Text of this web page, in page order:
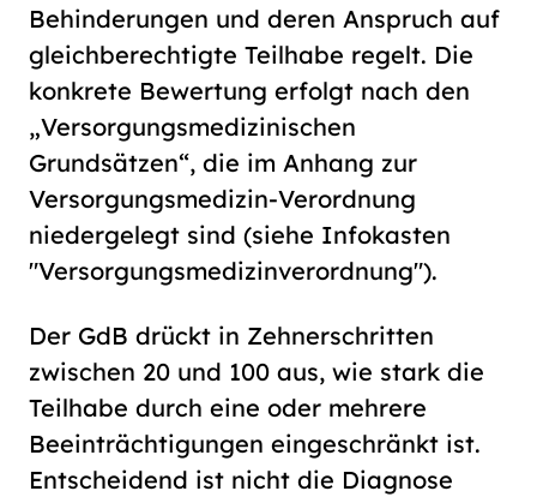
Behinderungen und deren Anspruch auf
gleichberechtigte Teilhabe regelt. Die
konkrete Bewertung erfolgt nach den
„Versorgungsmedizinischen
Grundsätzen“, die im Anhang zur
Versorgungsmedizin-Verordnung
niedergelegt sind (siehe Infokasten
"Versorgungsmedizinverordnung").
Der GdB drückt in Zehnerschritten
zwischen 20 und 100 aus, wie stark die
Teilhabe durch eine oder mehrere
Beeinträchtigungen eingeschränkt ist.
Entscheidend ist nicht die Diagnose